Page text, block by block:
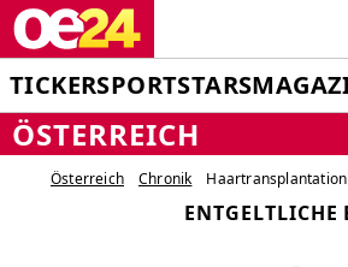
TICKERSPORTSTARS
ÖSTERREICH
Österreich Chronik
ENTGELTLICHE